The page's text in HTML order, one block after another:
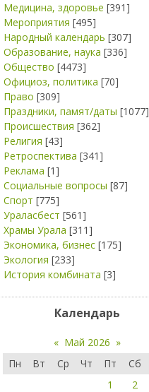
Медицина, здоровье [391]
Мероприятия [495]
Народный календарь [307]
Образование, наука [336]
Общество [4473]
Официоз, политика [70]
Право [309]
Праздники, памят/даты [1077]
Происшествия [362]
Религия [43]
Ретроспектива [341]
Реклама [1]
Социальные вопросы [87]
Спорт [775]
Ураласбест [561]
Храмы Урала [311]
Экономика, бизнес [175]
Экология [233]
История комбината [3]
Календарь
« Май 2026 »
Пн
Вт Ср Чт Пт Сб
1
2